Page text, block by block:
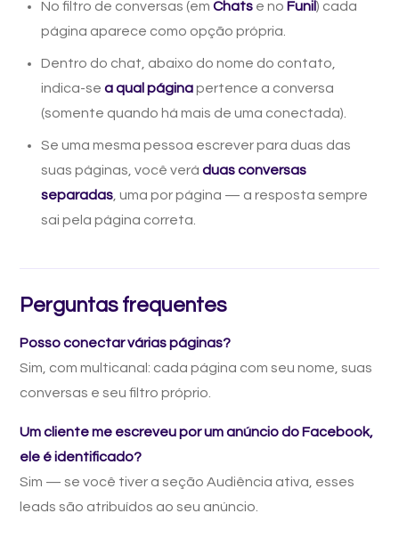
No filtro de conversas (em Chats e no Funil) cada
página aparece como opção própria.
Dentro do chat, abaixo do nome do contato,
indica-se a qual páginapertence a conversa
(somente quando há mais de uma conectada).
Se uma mesma pessoa escrever para duas das
suas páginas, você verá duas conversas
separadas , uma por página — a resposta sempre
sai pela página correta.
Perguntas frequentes
Posso conectar várias páginas?
Sim, com multicanal: cada página com seu nome, suas
conversas e seu filtro próprio.
Um cliente me escreveu por um anúncio do Facebook,
ele é identificado?
Sim — se você tiver a seção Audiência ativa, esses
leads são atribuídos ao seu anúncio.